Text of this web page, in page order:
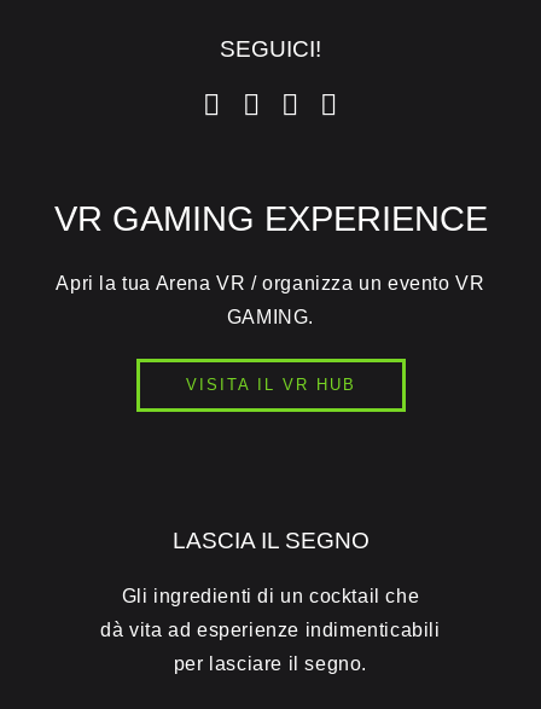
SEGUICI!
VR GAMING EXPERIENCE
Apri la tua Arena VR / organizza un evento VR
GAMING.
VISITA IL VR HUB
LASCIA IL SEGNO
Gli ingredienti di un cocktail che
dà vita ad esperienze indimenticabili
per lasciare il segno.